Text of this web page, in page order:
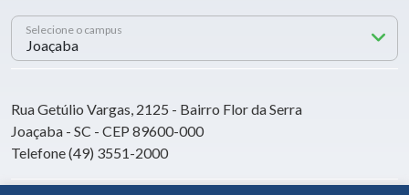
Selecione o campus
Rua Getúlio Vargas, 2125 - Bairro Flor da Serra
Joaçaba - SC - CEP 89600-000
Telefone (49) 3551-2000